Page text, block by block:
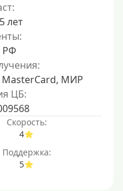
лет
РФ
MasterCard, МИР
ЦБ:
Скорость:
4
Поддержка:
5